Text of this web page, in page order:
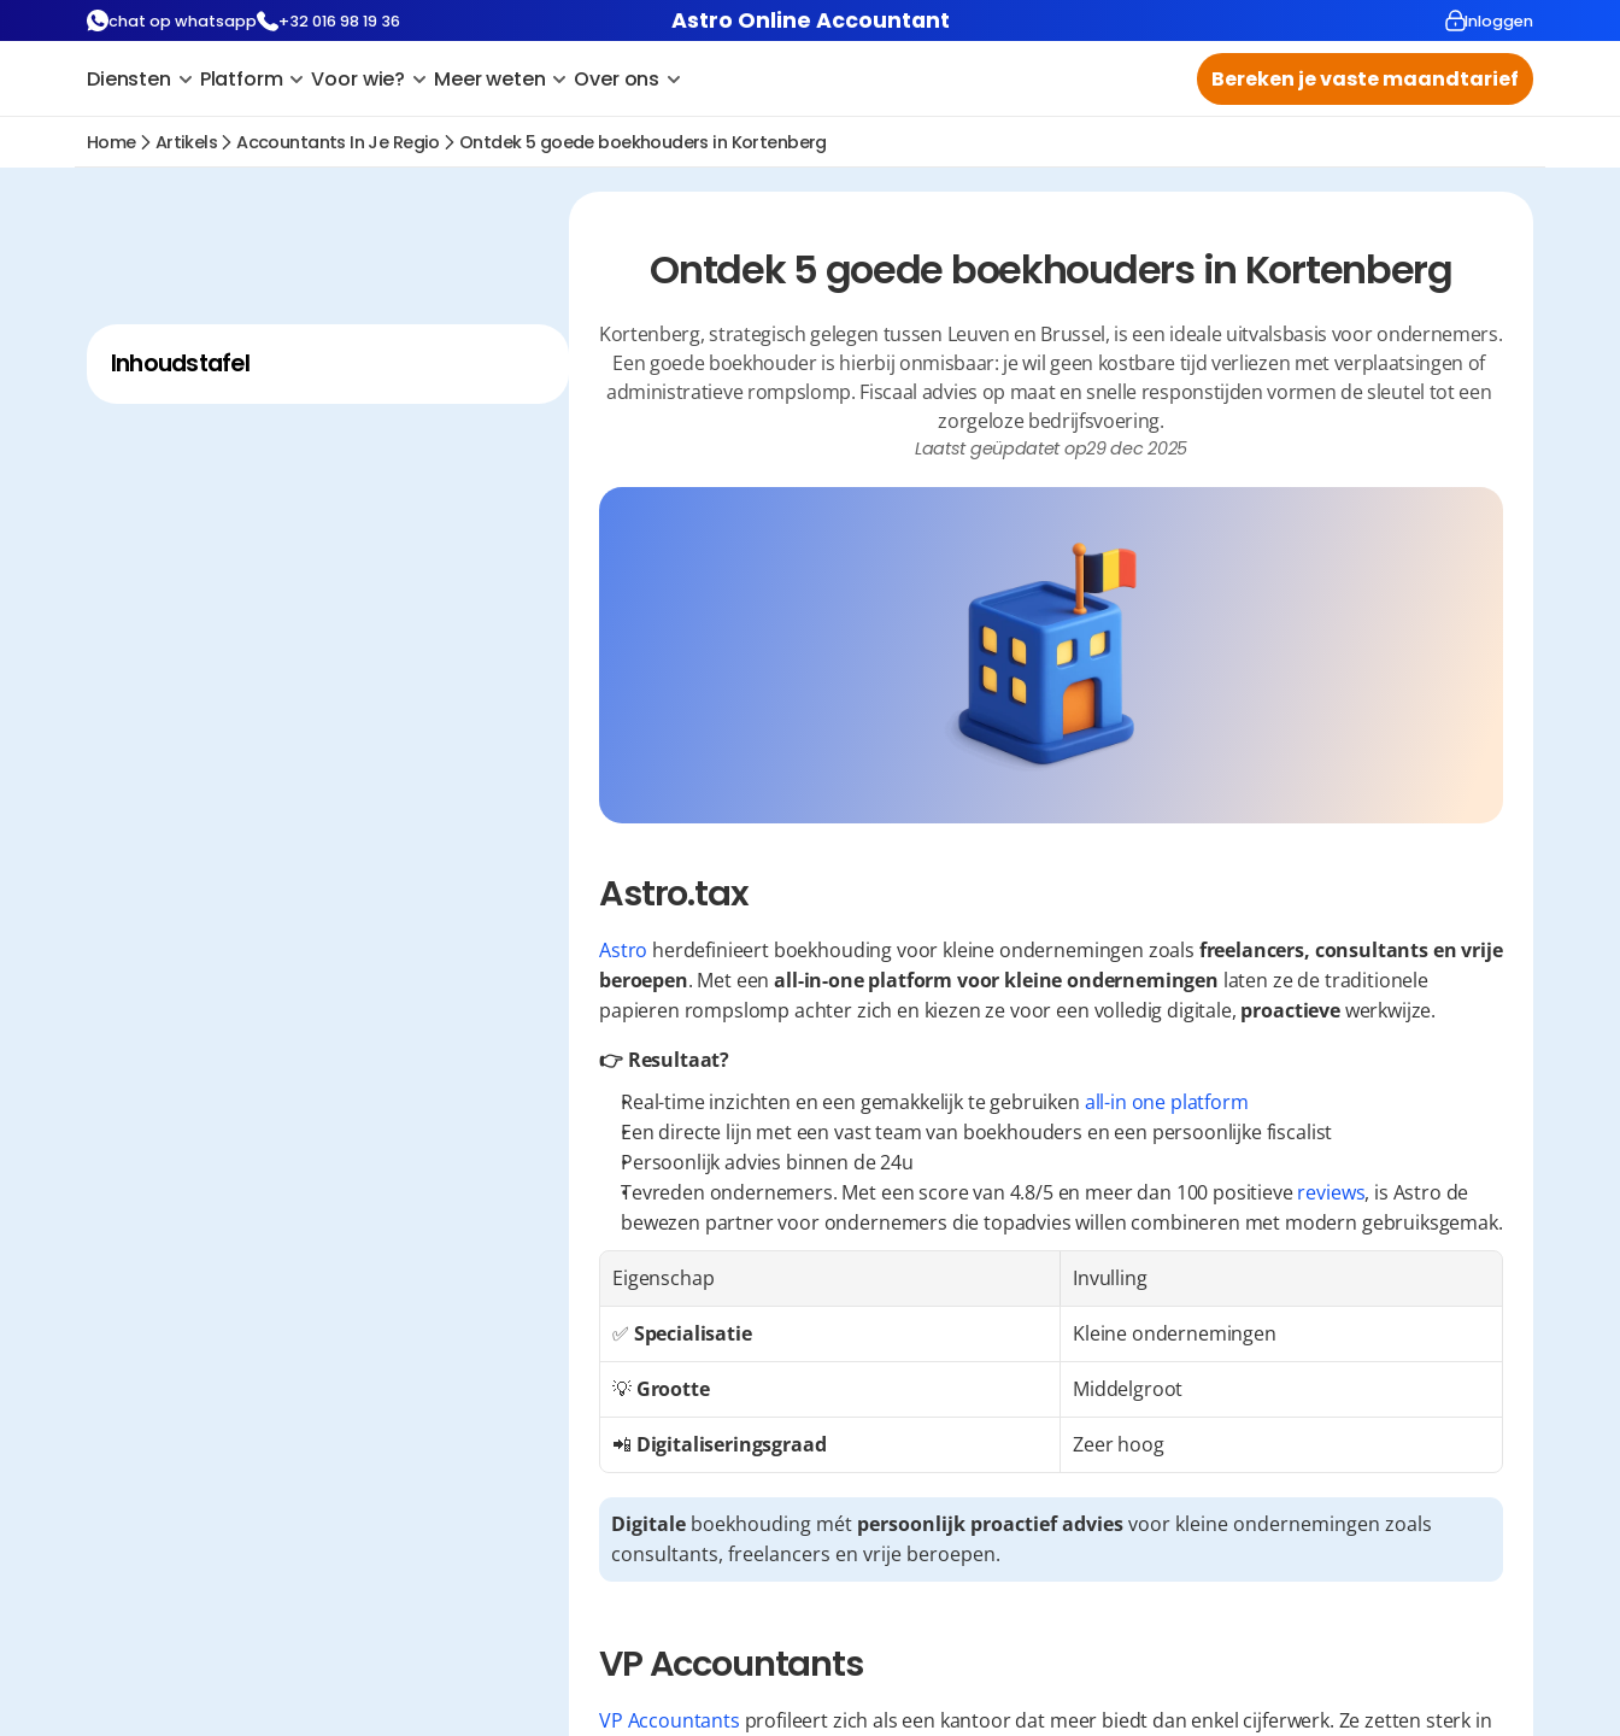
chat op whatsapp +32 016 98 19 36 Astro Online Accountant Inloggen
Diensten Platform Voor wie? Meer weten Over ons Bereken je vaste maandtarief
Home Artikels Accountants In Je Regio Ontdek 5 goede boekhouders in Kortenberg
Inhoudstafel
Ontdek 5 goede boekhouders in Kortenberg
Kortenberg, strategisch gelegen tussen Leuven en Brussel, is een ideale uitvalsbasis voor ondernemers.
Een goede boekhouder is hierbij onmisbaar: je wil geen kostbare tijd verliezen met verplaatsingen of
administratieve rompslomp. Fiscaal advies op maat en snelle responstijden vormen de sleutel tot een
zorgeloze bedrijfsvoering.
Laatst geüpdatet op29 dec 2025
Astro.tax
Astro herdefinieert boekhouding voor kleine ondernemingen zoals freelancers, consultants en vrije
beroepen. Met een all-in-one platform voor kleine ondernemingen laten ze de traditionele
papieren rompslomp achter zich en kiezen ze voor een volledig digitale, proactieve werkwijze.
👉 Resultaat?
Real-time inzichten en een gemakkelijk te gebruiken all-in one platform
Een directe lijn met een vast team van boekhouders en een persoonlijke fiscalist
Persoonlijk advies binnen de 24u
Tevreden ondernemers. Met een score van 4.8/5 en meer dan 100 positieve reviews, is Astro de
bewezen partner voor ondernemers die topadvies willen combineren met modern gebruiksgemak.
Eigenschap Invulling
✅ Specialisatie Kleine ondernemingen
💡 Grootte Middelgroot
📲 Digitaliseringsgraad Zeer hoog
Digitale boekhouding mét persoonlijk proactief advies voor kleine ondernemingen zoals
consultants, freelancers en vrije beroepen.
VP Accountants
VP Accountants profileert zich als een kantoor dat meer biedt dan enkel cijferwerk. Ze zetten sterk in